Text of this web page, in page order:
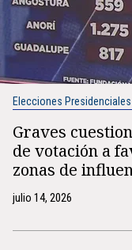
Elecciones
Graves
de votación a
zonas de
julio 14, 2026